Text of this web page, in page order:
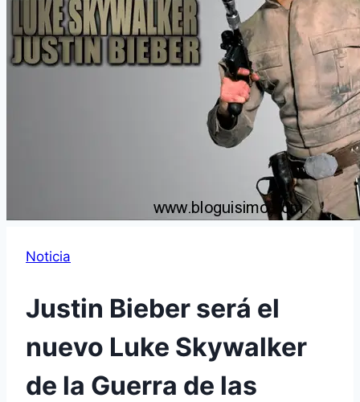
Noticia
Justin Bieber será el
nuevo Luke Skywalker
de la Guerra de las